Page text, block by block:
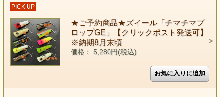
PICK UP
★ご予約商品★ズイール「チマチマプ
ロップGE」【クリックポスト発送可】
※納期8月末頃
価格： 5,280円(税込)